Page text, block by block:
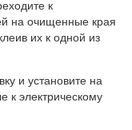
к
на очищенные края
их к одной из
и установите на
к электрическому